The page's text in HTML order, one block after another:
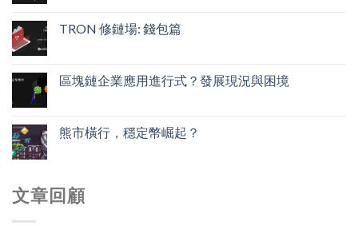
TRON 修鏈場: 錢包篇
區塊鏈企業應用進行式？發展現況與困境
熊市橫行，穩定幣崛起？
文章回顧